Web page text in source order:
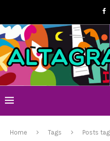
Home Tags Posts